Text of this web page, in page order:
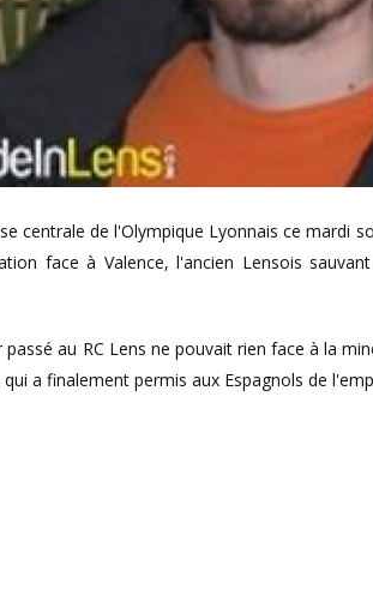
centrale de l'Olympique Lyonnais ce mardi
face à Valence, l'ancien Lensois
passé au RC Lens ne pouvait rien face à la
a finalement permis aux Espagnols de